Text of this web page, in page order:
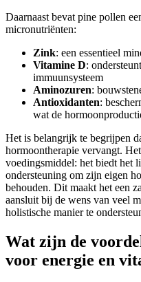
Daarnaast bevat pine pollen
micronutriënten:
Zink: een essentieel
Vitamine D:
immuunsysteem
Aminozuren:
Antioxidanten:
wat de
Het is belangrijk te begrijpen
hormoontherapie vervangt.
voedingsmiddel: het biedt het
ondersteuning om zijn eigen
behouden. Dit maakt het een
aansluit bij de wens van veel
holistische manier te
Wat zijn de
voor energie en